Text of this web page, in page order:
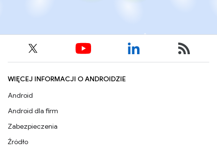
WIĘCEJ INFORMACJI O ANDROIDZIE
Android
Android dla firm
Zabezpieczenia
Źródło